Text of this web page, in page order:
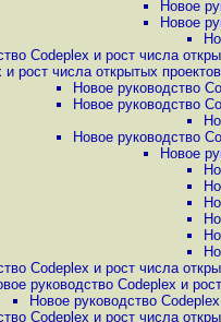
Новое
Новое
Codeplex и рост числа
и рост числа открытых
Новое руководство
Новое руководство
Новое руководство
Новое
Codeplex и рост числа
руководство Codeplex и
Новое руководство
Codeplex и рост числа